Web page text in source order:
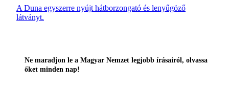
A Duna egyszerre nyújt hátborzongató és lenyűgöző
látványt.
Ne maradjon le a Magyar Nemzet legjobb írásairól, olvassa
őket minden nap!